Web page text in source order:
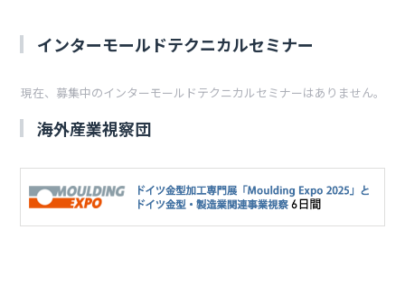
インターモールドテクニカルセミナー
現在、募集中のインターモールドテクニカルセミナーはありません。
海外産業視察団